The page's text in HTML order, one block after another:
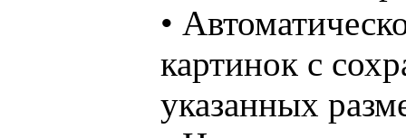
•
картинок с
указанных